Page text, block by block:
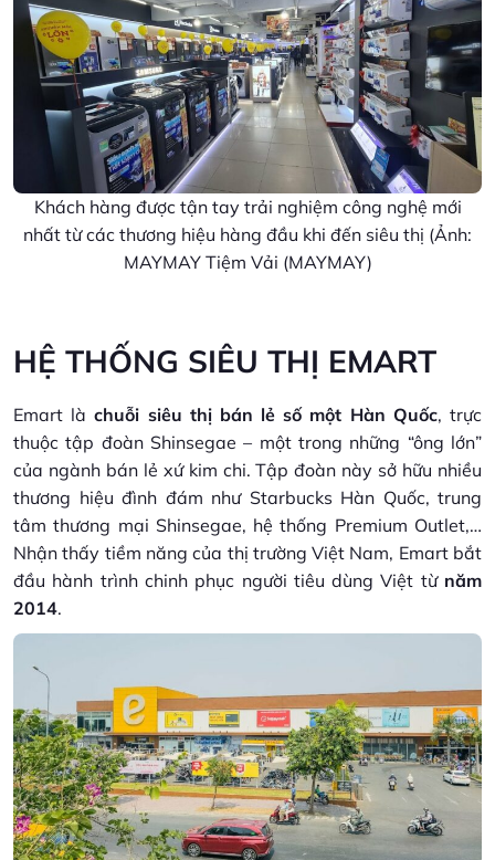
Khách hàng được tận tay trải nghiệm công nghệ mới
nhất từ các thương hiệu hàng đầu khi đến siêu thị (Ảnh:
MAYMAY Tiệm Vải (MAYMAY)
HỆ THỐNG SIÊU THỊ EMART
Emart làchuỗi siêu thị bán lẻ số một Hàn Quốc, trực
thuộc tập đoàn Shinsegae – một trong những “ông lớn”
của ngành bán lẻ xứ kim chi. Tập đoàn này sở hữu nhiều
thương hiệu đình đám như Starbucks Hàn Quốc, trung
tâm thương mại Shinsegae, hệ thống Premium Outlet,…
Nhận thấy tiềm năng của thị trường Việt Nam, Emart bắt
đầu hành trình chinh phục người tiêu dùng Việt từ năm
2014.